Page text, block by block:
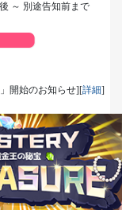
～ 別途告知前まで
開始のお知らせ][詳細]